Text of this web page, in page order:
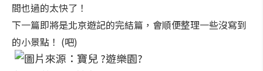
間也過的太快了！
下一篇即將是北京遊記的完結篇，會順便整理一些沒寫到
的小景點！ (吧)